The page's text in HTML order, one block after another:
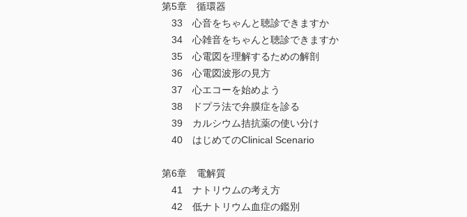
第5章 循環器
33 心音をちゃんと聴診できますか
34 心雑音をちゃんと聴診できますか
35 心電図を理解するための解剖
36 心電図波形の見方
37 心エコーを始めよう
38 ドプラ法で弁膜症を診る
39 カルシウム拮抗薬の使い分け
40 はじめてのClinical Scenario
第6章 電解質
41 ナトリウムの考え方
42 低ナトリウム血症の鑑別